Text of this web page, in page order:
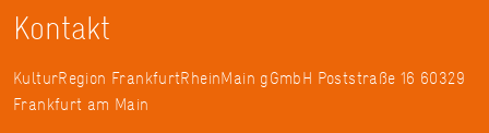
Kontakt
KulturRegion FrankfurtRheinMain gGmbH Poststraße 16 60329
Frankfurt am Main